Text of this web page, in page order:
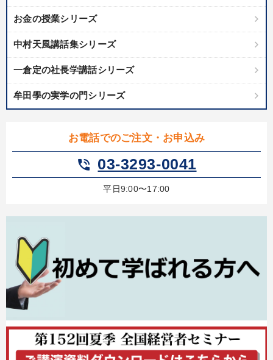
お金の授業シリーズ
中村天風講話集シリーズ
一倉定の社長学講話シリーズ
牟田學の実学の門シリーズ
お電話でのご注文・お申込み
phone_in_talk 03-3293-0041
平日9:00〜17:00